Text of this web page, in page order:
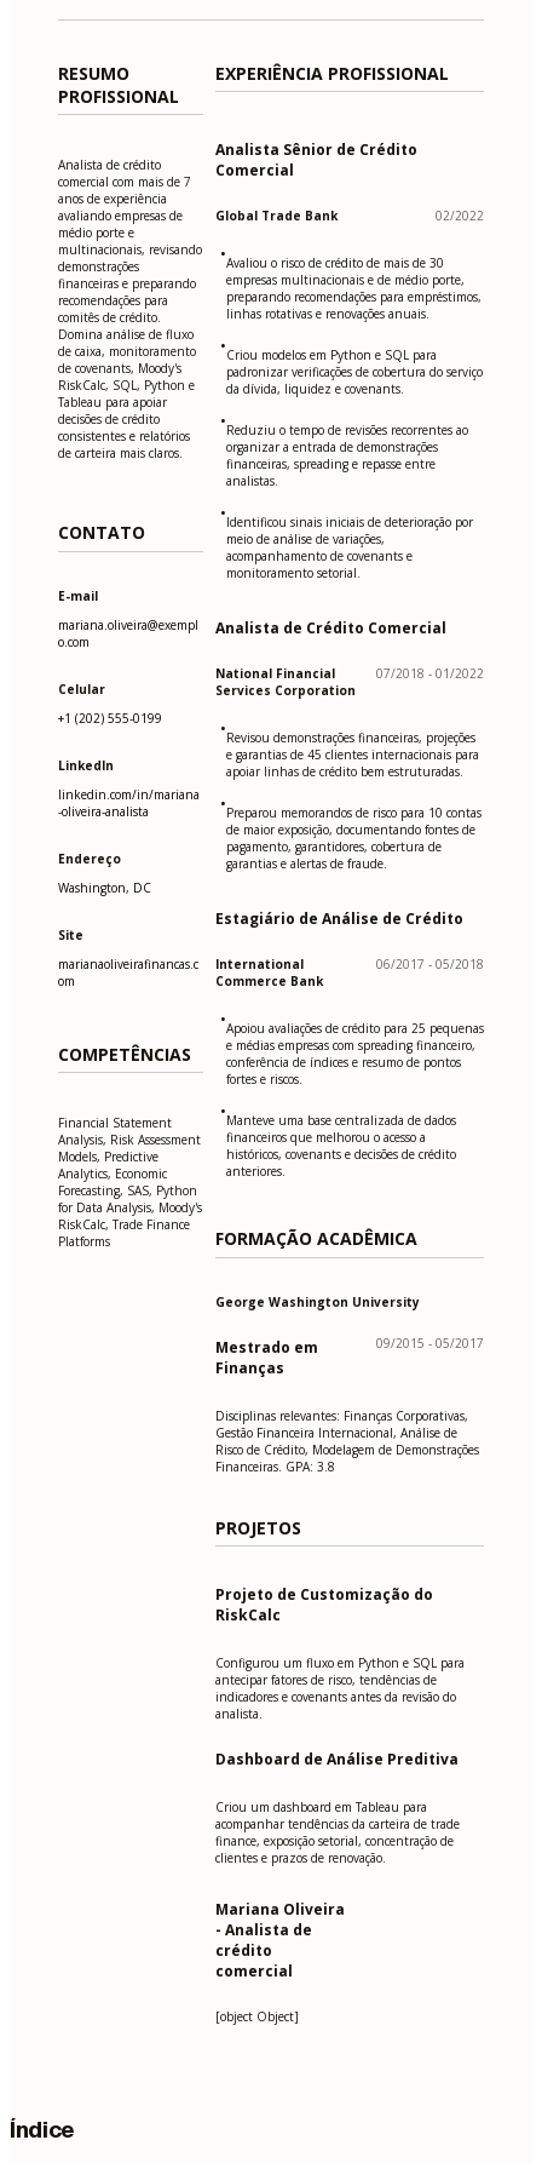
RESUMO
PROFISSIONAL
Analista de crédito
comercial com mais de 7
anos de experiência
avaliando empresas de
médio porte e
multinacionais, revisando
demonstrações
financeiras e preparando
recomendações para
comitês de crédito.
Domina análise de fluxo
de caixa, monitoramento
de covenants, Moody's
RiskCalc, SQL, Python e
Tableau para apoiar
decisões de crédito
consistentes e relatórios
de carteira mais claros.
CONTATO
E-mail
mariana.oliveira@exempl
o.com
Celular
+1 (202) 555-0199
LinkedIn
linkedin.com/in/mariana
-oliveira-analista
Endereço
Washington, DC
Site
marianaoliveirafinancas.c
om
COMPETÊNCIAS
Financial Statement
Analysis, Risk Assessment
Models, Predictive
Analytics, Economic
Forecasting, SAS, Python
for Data Analysis, Moody's
RiskCalc, Trade Finance
Platforms
EXPERIÊNCIA PROFISSIONAL
Analista Sênior de Crédito
Comercial
Global Trade Bank 02/2022
•Avaliou o risco de crédito de mais de 30
empresas multinacionais e de médio porte,
preparando recomendações para empréstimos,
linhas rotativas e renovações anuais.
•Criou modelos em Python e SQL para
padronizar verificações de cobertura do serviço
da dívida, liquidez e covenants.
•Reduziu o tempo de revisões recorrentes ao
organizar a entrada de demonstrações
financeiras, spreading e repasse entre
analistas.
•Identificou sinais iniciais de deterioração por
meio de análise de variações,
acompanhamento de covenants e
monitoramento setorial.
Analista de Crédito Comercial
National Financial
Services Corporation
07/2018 - 01/2022
•Revisou demonstrações financeiras, projeções
e garantias de 45 clientes internacionais para
apoiar linhas de crédito bem estruturadas.
•Preparou memorandos de risco para 10 contas
de maior exposição, documentando fontes de
pagamento, garantidores, cobertura de
garantias e alertas de fraude.
Estagiário de Análise de Crédito
International
Commerce Bank
06/2017 - 05/2018
•Apoiou avaliações de crédito para 25 pequenas
e médias empresas com spreading financeiro,
conferência de índices e resumo de pontos
fortes e riscos.
•Manteve uma base centralizada de dados
financeiros que melhorou o acesso a
históricos, covenants e decisões de crédito
anteriores.
FORMAÇÃO ACADÊMICA
George Washington University
Mestrado em
Finanças
09/2015 - 05/2017
Disciplinas relevantes: Finanças Corporativas,
Gestão Financeira Internacional, Análise de
Risco de Crédito, Modelagem de Demonstrações
Financeiras. GPA: 3.8
PROJETOS
Projeto de Customização do
RiskCalc
Configurou um fluxo em Python e SQL para
antecipar fatores de risco, tendências de
indicadores e covenants antes da revisão do
analista.
Dashboard de Análise Preditiva
Criou um dashboard em Tableau para
acompanhar tendências da carteira de trade
finance, exposição setorial, concentração de
clientes e prazos de renovação.
Mariana Oliveira
- Analista de
crédito
comercial
[object Object]
Índice